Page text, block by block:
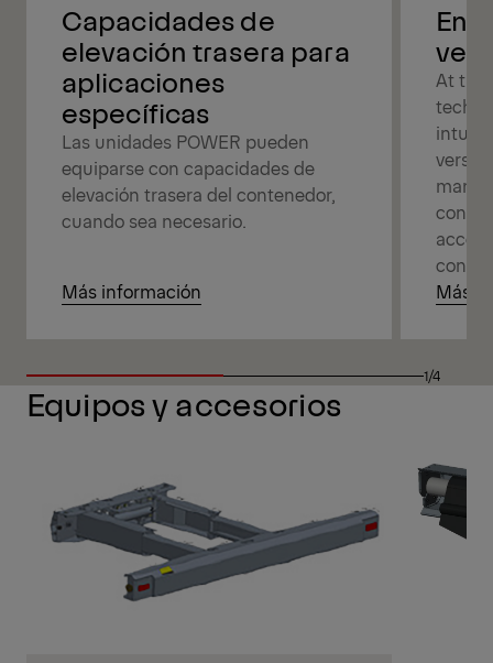
Capacidades de
elevación trasera para
aplicaciones
específicas
Las unidades POWER pueden
equiparse con capacidades de
elevación trasera del contenedor,
cuando sea necesario.
Más información
At the
Más
1/4
Equipos y accesorios